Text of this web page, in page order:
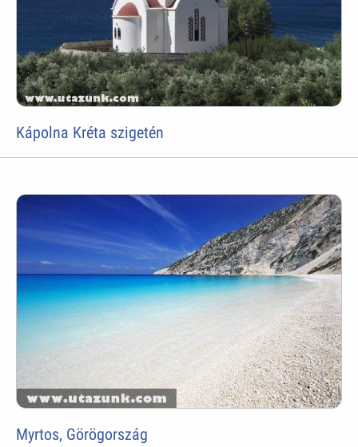
Kápolna Kréta szigetén
Myrtos, Görögország